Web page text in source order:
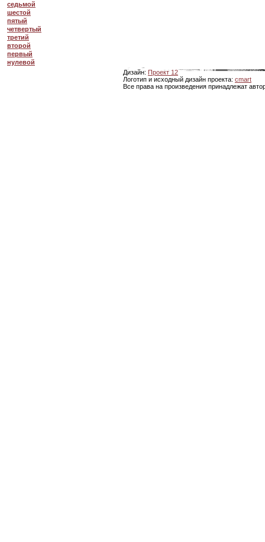
седьмой
шестой
пятый
четвертый
третий
второй
первый
нулевой
Дизайн: Проект 12
Логотип и исходный дизайн проекта: cmart
Все права на произведения принадлежат